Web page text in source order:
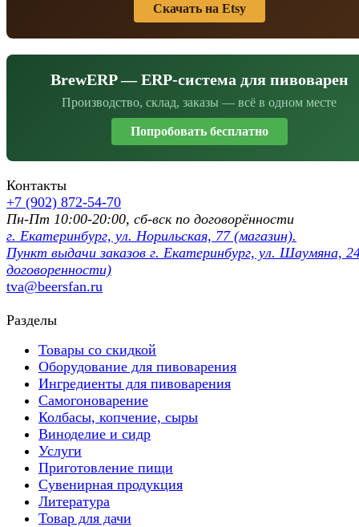
Скачать на Etsy
BrewERP — ERP-система для пивоварен
Производство, склад, заказы — всё в одном месте
Попробовать бесплатно
Контакты
+7 (902) 872-54-70
Пн-Пт 10:00-20:00, сб-вск по договорённости
г. Екатеринбург, ул. Норильская, 77 (магазин).
Пункт выдачи заказов г. Екатеринбург, ул. Шаумяна,
договоренности)
tva@beersfan.ru
Разделы
Товары со скидкой
Оборудование для пивоварения
Ингредиенты для пивоварения
Самогоноварение
Колбасы, копчение, сыры
Виноделие и сидр
Услуги
Приготовление пищи
Сувенирная продукция
Литература
Товар для дачи